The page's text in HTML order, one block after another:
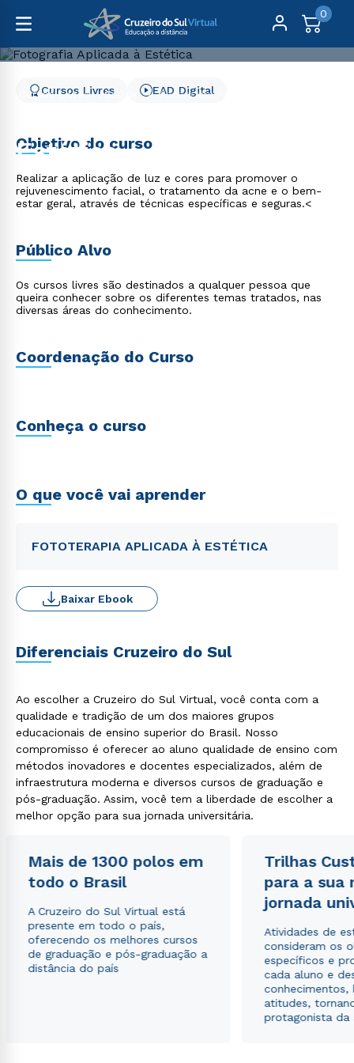
0
Cursos Livres Saúde Fotografia Aplicada à Estética
Estética
Cursos Livres EAD Digital
Objetivo do curso
Realizar a aplicação de luz e cores para promover o
rejuvenescimento facial, o tratamento da acne e o bem-
estar geral, através de técnicas específicas e seguras.<
Público Alvo
Os cursos livres são destinados a qualquer pessoa que
queira conhecer sobre os diferentes temas tratados, nas
diversas áreas do conhecimento.
Coordenação do Curso
Conheça o curso
O que você vai aprender
FOTOTERAPIA APLICADA À ESTÉTICA
Baixar Ebook
Diferenciais Cruzeiro do Sul
Ao escolher a Cruzeiro do Sul Virtual, você conta com a
qualidade e tradição de um dos maiores grupos
educacionais de ensino superior do Brasil. Nosso
compromisso é oferecer ao aluno qualidade de ensino com
métodos inovadores e docentes especializados, além de
infraestrutura moderna e diversos cursos de graduação e
pós-graduação. Assim, você tem a liberdade de escolher a
melhor opção para sua jornada universitária.
Mais de 1300 polos em
todo o Brasil
A Cruzeiro do Sul Virtual está
presente em todo o país,
oferecendo os melhores cursos
de graduação e pós-graduação a
distância do país
Trilhas
para a sua
jornada
Atividades de
consideram os
específicos e
cada aluno e
conhecimentos,
atitudes,
protagonista da